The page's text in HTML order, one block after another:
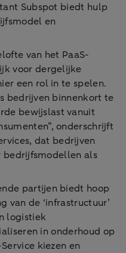
Subspot biedt hulp
en
van het PaaS-
voor dergelijke
een rol in te spelen.
bedrijven binnenkort te
bewijslast vanuit
onderschrijft
dat bedrijven
als
partijen biedt hoop
van de ‘infrastructuur’
logistiek
in onderhoud op
kiezen en